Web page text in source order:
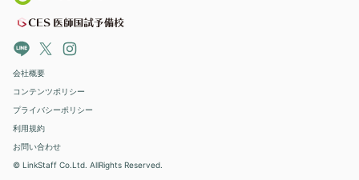
病院見学では、研修の様子や
病院の雰囲気、指導医や他職
種スタッフとの距離感・関係
性などを、実際に見て感じて
いただくことができます。
また、先輩研修医たちの生の
病院選びのアドバイスや採用
試験を突破したコツ、研修医
になってからの生活など、気
になることは何でも聞いてく
会社概要
コンテンツポリシー
プライバシーポリシー
利用規約
お問い合わせ
© LinkStaff Co.Ltd. AllRights Reserved.